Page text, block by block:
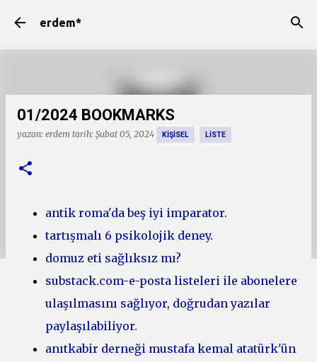
erdem*
01/2024 BOOKMARKS
yazan: erdem tarih: Şubat 05, 2024 KIŞISEL LISTE
antik roma'da beş iyi imparator.
tartışmalı 6 psikolojik deney.
domuz eti sağlıksız mı?
substack.com-e-posta listeleri ile abonelere
ulaşılmasını sağlıyor, doğrudan yazılar
paylaşılabiliyor.
anıtkabir derneği mustafa kemal atatürk'ün